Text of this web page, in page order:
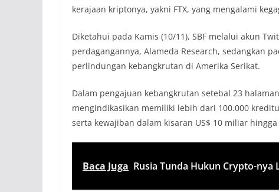
kerajaan kriptonya, yakni FTX, yang mengalami
Diketahui pada Kamis (10/11), SBF melalui akun
perdagangannya, Alameda Research, sedangkan
perlindungan kebangkrutan di Amerika Serikat.
Dalam pengajuan kebangkrutan setebal 23
mengindikasikan memiliki lebih dari 100.000
serta kewajiban dalam kisaran US$ 10 miliar hingga
Baca Juga Rusia Tunda Hukun Crypto-nya